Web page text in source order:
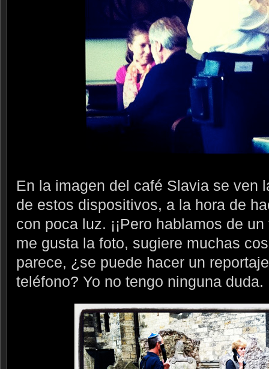
En la imagen del café Slavia se ven
de estos dispositivos, a la hora de
con poca luz. ¡¡Pero hablamos de
me gusta la foto, sugiere muchas
parece, ¿se puede hacer un
teléfono? Yo no tengo ninguna duda.